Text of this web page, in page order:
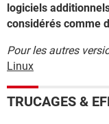
logiciels
considérés comme
Pour les autres
Linux
TRUCAGES &